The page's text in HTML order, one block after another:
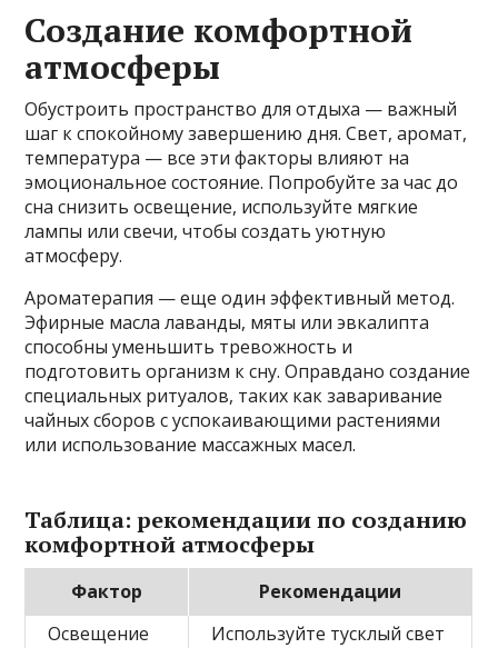
Создание комфортной
атмосферы
Обустроить пространство для отдыха — важный
шаг к спокойному завершению дня. Свет, аромат,
температура — все эти факторы влияют на
эмоциональное состояние. Попробуйте за час до
сна снизить освещение, используйте мягкие
лампы или свечи, чтобы создать уютную
атмосферу.
Ароматерапия — еще один эффективный метод.
Эфирные масла лаванды, мяты или эвкалипта
способны уменьшить тревожность и
подготовить организм к сну. Оправдано создание
специальных ритуалов, таких как заваривание
чайных сборов с успокаивающими растениями
или использование массажных масел.
Таблица: рекомендации по созданию
комфортной атмосферы
Фактор
Рекомендации
Освещение
Используйте тусклый свет